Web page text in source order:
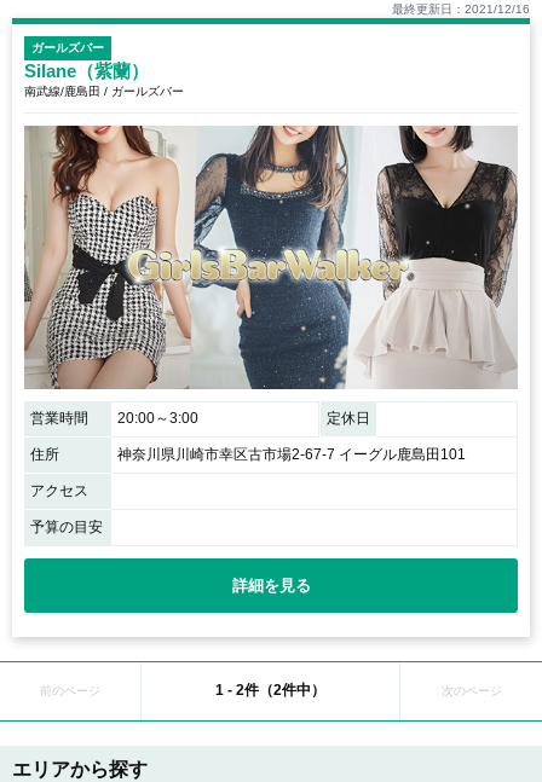
最終更新日：2021/12/16
ガールズバー
Silane（紫蘭）
南武線/鹿島田 / ガールズバー
営業時間 20:00～3:00 定休日
住所 神奈川県川崎市幸区古市場2-67-7 イーグル鹿島田101
アクセス
予算の目安
詳細を見る
前のページ 1 - 2件（2件中） 次のページ
エリアから探す